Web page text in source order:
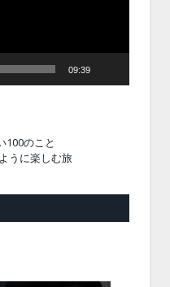
09:39
100のこと
うに楽しむ旅